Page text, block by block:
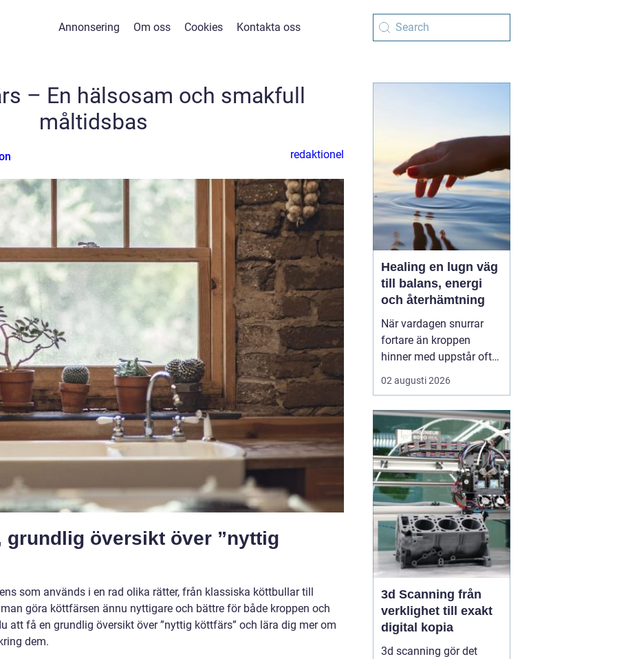
Annonsering Om oss Cookies Kontakta oss
– En hälsosam och smakfull
måltidsbas
redaktionel
grundlig översikt över ”nyttig
som används i en rad olika rätter, från klassiska köttbullar till
göra köttfärsen ännu nyttigare och bättre för både kroppen och
att få en grundlig översikt över ”nyttig köttfärs” och lära dig mer om
dem.
Healing en lugn väg
till balans, energi
och återhämtning
När vardagen snurrar
fortare än kroppen
hinner med uppstår ofta
spänningar, oro och
trötthet som inte går att
Många börjar då söka
efter metoder som kan
skapa lugn på djupet,
inte bara i tankarna utan
också i kroppen. I den
sökn...
02 augusti 2026
3d Scanning från
verklighet till exakt
digital kopia
3d scanning gör det